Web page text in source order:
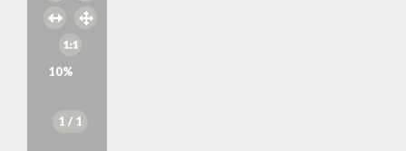
10%
1 / 1